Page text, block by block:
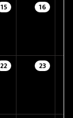
15 16
22 23